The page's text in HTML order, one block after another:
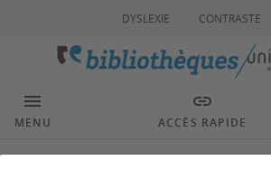
DYSLEXIE CONTRASTE
MENU ACCÈS RAPIDE